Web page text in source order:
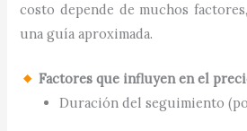
costo depende de muchos
una guía aproximada.
Factores que influyen en el
Duración del seguimiento